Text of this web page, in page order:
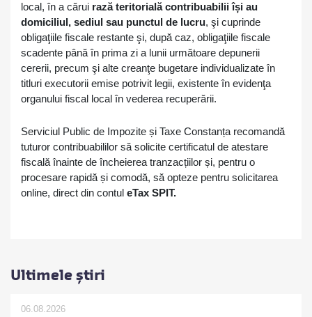
local, în a cărui rază teritorială contribuabilii își au
domiciliul, sediul sau punctul de lucru, şi cuprinde
obligaţiile fiscale restante şi, după caz, obligaţiile fiscale
scadente până în prima zi a lunii următoare depunerii
cererii, precum şi alte creanţe bugetare individualizate în
titluri executorii emise potrivit legii, existente în evidenţa
organului fiscal local în vederea recuperării.
Serviciul Public de Impozite și Taxe Constanța recomandă
tuturor contribuabililor să solicite certificatul de atestare
fiscală înainte de încheierea tranzacțiilor și, pentru o
procesare rapidă și comodă, să opteze pentru solicitarea
online, direct din contul eTax SPIT.
Ultimele știri
06.08.2026